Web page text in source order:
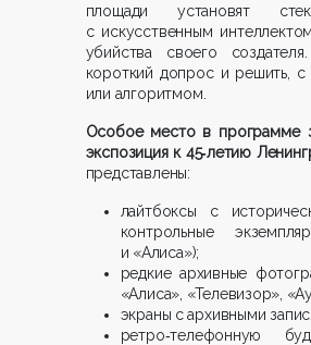
площади установят
с искусственным
убийства своего
короткий допрос и решить,
или алгоритмом.
Особое место в программе
экспозиция к 45‑летию
представлены:
лайтбоксы с
контрольные
и «Алиса»);
редкие архивные
«Алиса», «Телевизор»,
экраны с архивными
ретро‑телефонную